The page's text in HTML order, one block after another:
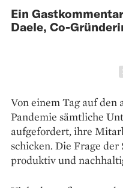
Ein
Daele, Co-
Von einem Tag auf
Pandemie sämtliche
aufgefordert, ihre
schicken. Die Frage
produktiv und